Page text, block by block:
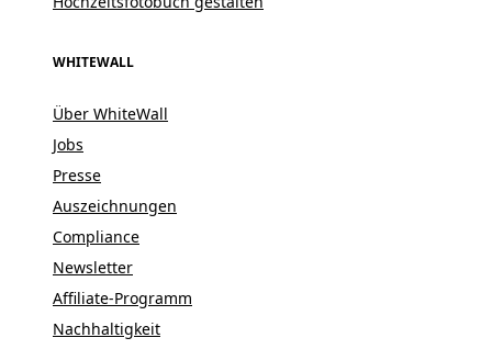
WHITEWALL
Über WhiteWall
Jobs
Presse
Auszeichnungen
Compliance
Newsletter
Affiliate-Programm
Nachhaltigkeit